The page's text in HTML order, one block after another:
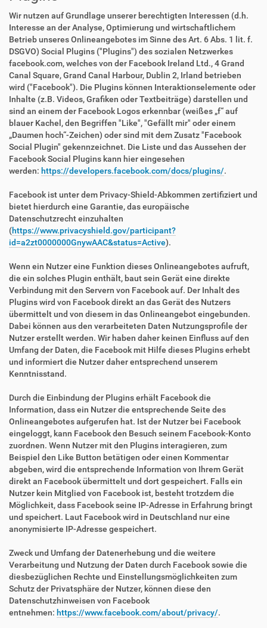
Wir nutzen auf Grundlage unserer berechtigten Interessen (d.h.
Interesse an der Analyse, Optimierung und wirtschaftlichem
Betrieb unseres Onlineangebotes im Sinne des Art. 6 Abs. 1 lit. f.
DSGVO) Social Plugins ("Plugins") des sozialen Netzwerkes
facebook.com, welches von der Facebook Ireland Ltd., 4 Grand
Canal Square, Grand Canal Harbour, Dublin 2, Irland betrieben
wird ("Facebook"). Die Plugins können Interaktionselemente oder
Inhalte (z.B. Videos, Grafiken oder Textbeiträge) darstellen und
sind an einem der Facebook Logos erkennbar (weißes „f“ auf
blauer Kachel, den Begriffen "Like", "Gefällt mir" oder einem
„Daumen hoch“-Zeichen) oder sind mit dem Zusatz "Facebook
Social Plugin" gekennzeichnet. Die Liste und das Aussehen der
Facebook Social Plugins kann hier eingesehen
werden: https://developers.facebook.com/docs/plugins/.
Facebook ist unter dem Privacy-Shield-Abkommen zertifiziert und
bietet hierdurch eine Garantie, das europäische
Datenschutzrecht einzuhalten
(https://www.privacyshield.gov/participant?
id=a2zt0000000GnywAAC&status=Active).
Wenn ein Nutzer eine Funktion dieses Onlineangebotes aufruft,
die ein solches Plugin enthält, baut sein Gerät eine direkte
Verbindung mit den Servern von Facebook auf. Der Inhalt des
Plugins wird von Facebook direkt an das Gerät des Nutzers
übermittelt und von diesem in das Onlineangebot eingebunden.
Dabei können aus den verarbeiteten Daten Nutzungsprofile der
Nutzer erstellt werden. Wir haben daher keinen Einfluss auf den
Umfang der Daten, die Facebook mit Hilfe dieses Plugins erhebt
und informiert die Nutzer daher entsprechend unserem
Kenntnisstand.
Durch die Einbindung der Plugins erhält Facebook die
Information, dass ein Nutzer die entsprechende Seite des
Onlineangebotes aufgerufen hat. Ist der Nutzer bei Facebook
eingeloggt, kann Facebook den Besuch seinem Facebook-Konto
zuordnen. Wenn Nutzer mit den Plugins interagieren, zum
Beispiel den Like Button betätigen oder einen Kommentar
abgeben, wird die entsprechende Information von Ihrem Gerät
direkt an Facebook übermittelt und dort gespeichert. Falls ein
Nutzer kein Mitglied von Facebook ist, besteht trotzdem die
Möglichkeit, dass Facebook seine IP-Adresse in Erfahrung bringt
und speichert. Laut Facebook wird in Deutschland nur eine
anonymisierte IP-Adresse gespeichert.
Zweck und Umfang der Datenerhebung und die weitere
Verarbeitung und Nutzung der Daten durch Facebook sowie die
diesbezüglichen Rechte und Einstellungsmöglichkeiten zum
Schutz der Privatsphäre der Nutzer, können diese den
Datenschutzhinweisen von Facebook
entnehmen: https://www.facebook.com/about/privacy/.